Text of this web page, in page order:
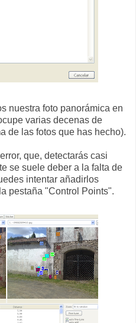
nuestra foto panorámica en
varias decenas de
de las fotos que has hecho).
que, detectarás casi
se suele deber a la falta de
intentar añadirlos
pestaña "Control Points".